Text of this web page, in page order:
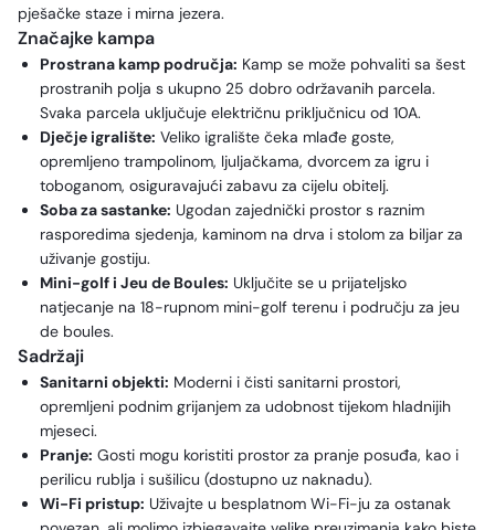
pješačke staze i mirna jezera.
Značajke kampa
Prostrana kamp područja: Kamp se može pohvaliti sa šest
prostranih polja s ukupno 25 dobro održavanih parcela.
Svaka parcela uključuje električnu priključnicu od 10A.
Dječje igralište: Veliko igralište čeka mlađe goste,
opremljeno trampolinom, ljuljačkama, dvorcem za igru i
toboganom, osiguravajući zabavu za cijelu obitelj.
Soba za sastanke: Ugodan zajednički prostor s raznim
rasporedima sjedenja, kaminom na drva i stolom za biljar za
uživanje gostiju.
Mini-golf i Jeu de Boules: Uključite se u prijateljsko
natjecanje na 18-rupnom mini-golf terenu i području za jeu
de boules.
Sadržaji
Sanitarni objekti: Moderni i čisti sanitarni prostori,
opremljeni podnim grijanjem za udobnost tijekom hladnijih
mjeseci.
Pranje: Gosti mogu koristiti prostor za pranje posuđa, kao i
perilicu rublja i sušilicu (dostupno uz naknadu).
Wi-Fi pristup: Uživajte u besplatnom Wi-Fi-ju za ostanak